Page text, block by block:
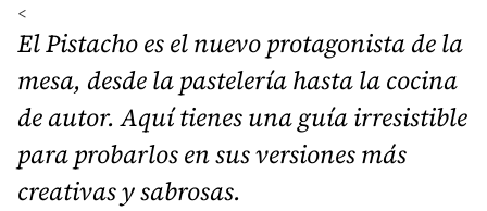
<
El Pistacho es el nuevo protagonista de la
mesa, desde la pastelería hasta la cocina
de autor. Aquí tienes una guía irresistible
para probarlos en sus versiones más
creativas y sabrosas.